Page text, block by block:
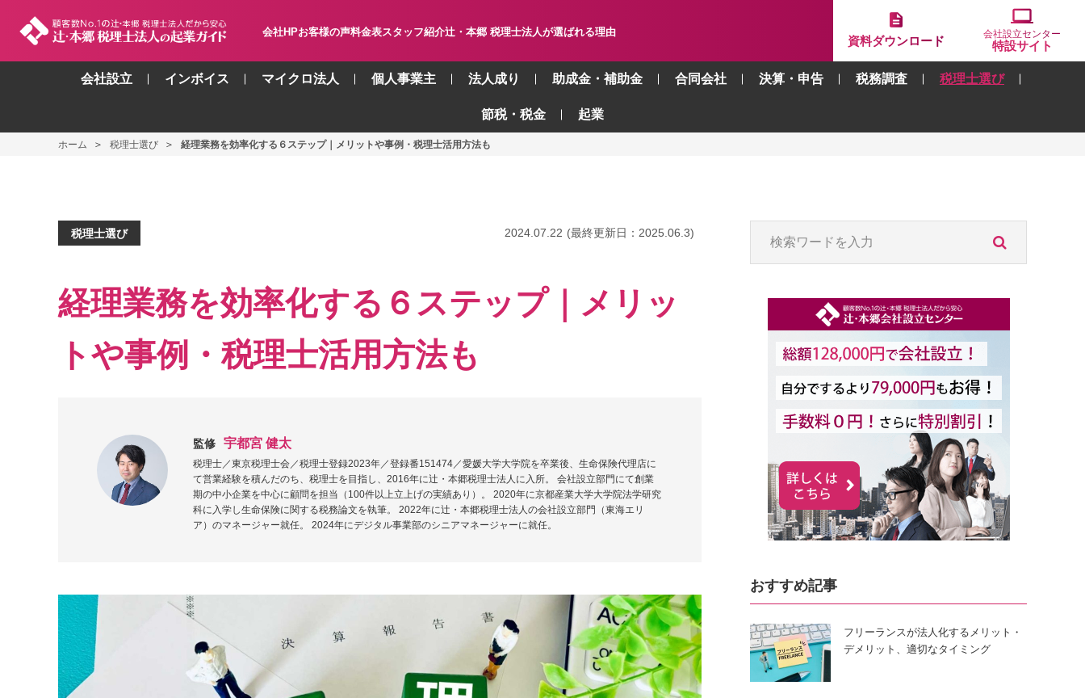
会社HPお客様の声料金表スタッフ紹介辻・本郷 税理士法人が選ばれる理由
資料ダウンロード 会社設立センター
特設サイト
会社設立 インボイス マイクロ法人 個人事業主 法人成り 助成金・補助金 合同会社 決算・申告 税務調査 税理士選び
節税・税金 起業
ホーム 税理士選び 経理業務を効率化する６ステップ｜メリットや事例・税理士活用方法も
税理士選び 2024.07.22 (最終更新日： 2025.06.3)
経理業務を効率化する６ステップ｜メリッ
トや事例・税理士活用方法も
監修 宇都宮 健太
税理士／東京税理士会／税理士登録2023年／登録番151474／愛媛大学大学院を卒業後、生命保険代理店に
て営業経験を積んだのち、税理士を目指し、2016年に辻・本郷税理士法人に入所。 会社設立部門にて創業
期の中小企業を中心に顧問を担当（100件以上立上げの実績あり）。 2020年に京都産業大学大学院法学研究
科に入学し生命保険に関する税務論文を執筆。 2022年に辻・本郷税理士法人の会社設立部門（東海エリ
ア）のマネージャー就任。 2024年にデジタル事業部のシニアマネージャーに就任。
おすすめ記事
フリーランスが法人化するメリット・
デメリット、適切なタイミング